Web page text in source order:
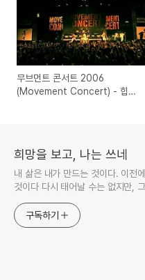
무브먼트 콘서트 2006
(Movement Concert) - 힙합
희망을 보고, 나는 쓰네
내 삶은 내가 만드는 것이다. 이전
것이다 다시 태어날 수는 없지만,
구독하기